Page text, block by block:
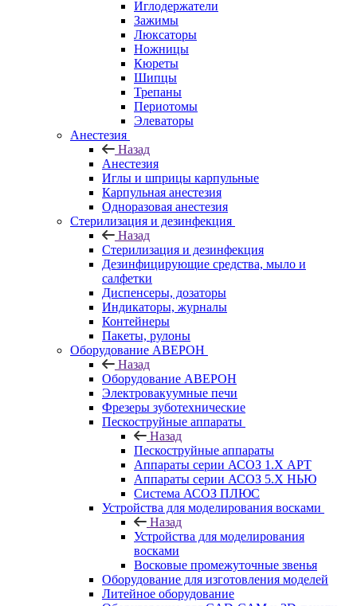
Иглодержатели
Зажимы
Люксаторы
Ножницы
Кюреты
Шипцы
Трепаны
Периотомы
Элеваторы
Анестезия
Назад
Анестезия
Иглы и шприцы карпульные
Карпульная анестезия
Одноразовая анестезия
Стерилизация и дезинфекция
Назад
Стерилизация и дезинфекция
Дезинфицирующие средства, мыло и
салфетки
Диспенсеры, дозаторы
Индикаторы, журналы
Контейнеры
Пакеты, рулоны
Оборудование АВЕРОН
Назад
Оборудование АВЕРОН
Электровакуумные печи
Фрезеры зуботехнические
Пескоструйные аппараты
Назад
Пескоструйные аппараты
Аппараты серии АСОЗ 1.Х АРТ
Аппараты серии АСОЗ 5.Х НЬЮ
Система АСОЗ ПЛЮС
Устройства для моделирования восками
Назад
Устройства для моделирования
восками
Восковые промежуточные звенья
Оборудование для изготовления моделей
Литейное оборудование